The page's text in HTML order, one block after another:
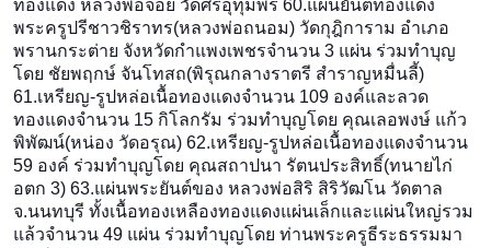
ทองแดง หลวงพ่อจ้อย วัดศรีอุทุมพร 60.แผ่นยันต์ทองแดง
พระครูปรีชาวชิราทร(หลวงพ่อถนอม) วัดกุฎิการาม อำเภอ
พรานกระต่าย จังหวัดกำแพงเพชรจำนวน 3 แผ่น ร่วมทำบุญ
โดย ชัยพฤกษ์ จันโทสถ(พิรุณกลางราตรี สำราญหมื่นลี้)
61.เหรียญ-รูปหล่อเนื้อทองแดงจำนวน 109 องค์และลวด
ทองแดงจำนวน 15 กิโลกรัม ร่วมทำบุญโดย คุณเลอพงษ์ แก้ว
พิพัฒน์(หน่อง วัดอรุณ) 62.เหรียญ-รูปหล่อเนื้อทองแดงจำนวน
59 องค์ ร่วมทำบุญโดย คุณสถาปนา รัตนประสิทธิ์(ทนายไก่
อตก 3) 63.แผ่นพระยันต์ของ หลวงพ่อสิริ สิริวัฒโน วัดตาล
จ.นนทบุรี ทั้งเนื้อทองเหลืองทองแดงแผ่นเล็กและแผ่นใหญ่รวม
แล้วจำนวน 49 แผ่น ร่วมทำบุญโดย ท่านพระครูธีระธรรมมา